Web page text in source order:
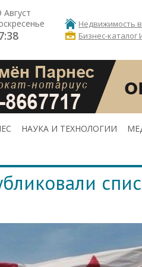
Август
Недвижимость
Бизнес-каталог
НАУКА И ТЕХНОЛОГИИ